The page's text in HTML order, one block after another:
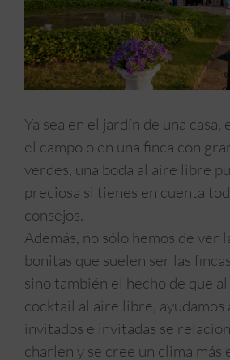
Ya sea en el jardín de una
el campo o en una finca con
verdes, una boda al aire libre
preciosa si tienes en cuenta
consejos.
Además, no sólo hemos de ver
bonitas que suelen ser las
sino también el hecho de que
cocktail al aire libre, ayudamos
invitados e invitadas se
charlen y se cree un clima más